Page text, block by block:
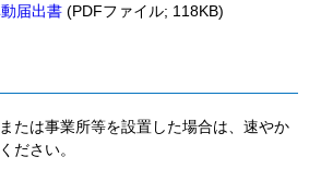
届出書 (PDFファイル; 118KB)
たは事業所等を設置した場合は、速やか
ださい。